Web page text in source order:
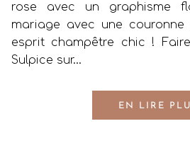
rose avec un graphisme
mariage avec une
esprit champêtre chic !
Sulpice sur…
EN LIRE